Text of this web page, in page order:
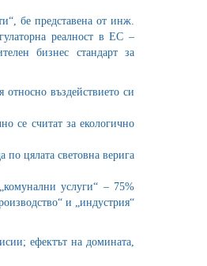
бе представена от инж.
реалност в ЕС –
бизнес стандарт за
въздействието си
се считат за екологично
по цялата световна верига
услуги“ – 75%
и „индустрия“
ефектът на домината,